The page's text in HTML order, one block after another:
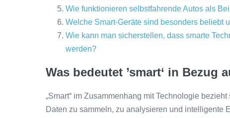
Wie funktionieren selbstfahrende Autos als
Welche Smart-Geräte sind besonders beliebt
Wie kann man sicherstellen, dass smarte
werden?
Was bedeutet ’smart‘ in Bezug
„Smart“ im Zusammenhang mit Technologie
Daten zu sammeln, zu analysieren und intelligente